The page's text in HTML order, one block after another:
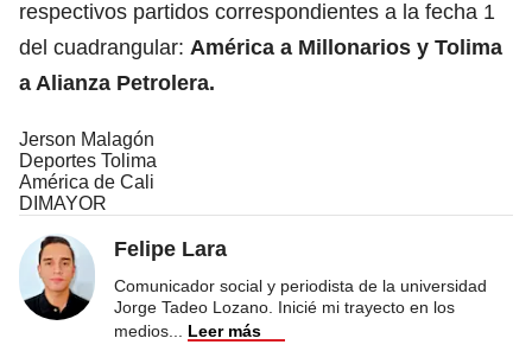
respectivos partidos correspondientes a la fecha 1
del cuadrangular: América a Millonarios y Tolima
a Alianza Petrolera.
Jerson Malagón
Deportes Tolima
América de Cali
DIMAYOR
Felipe Lara
Comunicador social y periodista de la universidad
Jorge Tadeo Lozano. Inicié mi trayecto en los
medios
Leer más